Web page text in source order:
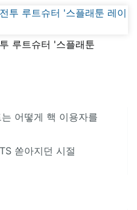
루트슈터 '스플래툰
어떻게 핵 이용자를
쏟아지던 시절